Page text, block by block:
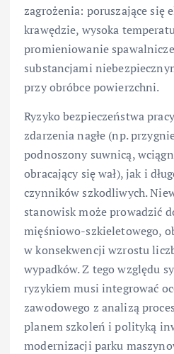
zagrożenia: poruszające się
krawędzie, wysoka
promieniowanie
substancjami
przy obróbce powierzchni.
Ryzyko bezpieczeństwa
zdarzenia nagłe (np.
podnoszony suwnicą,
obracający się wał), jak i
czynników szkodliwych.
stanowisk może prowadzić
mięśniowo-szkieletowego,
w konsekwencji wzrostu
wypadków. Z tego względu
ryzykiem musi integrować
zawodowego z analizą
planem szkoleń i polityką
modernizacji parku